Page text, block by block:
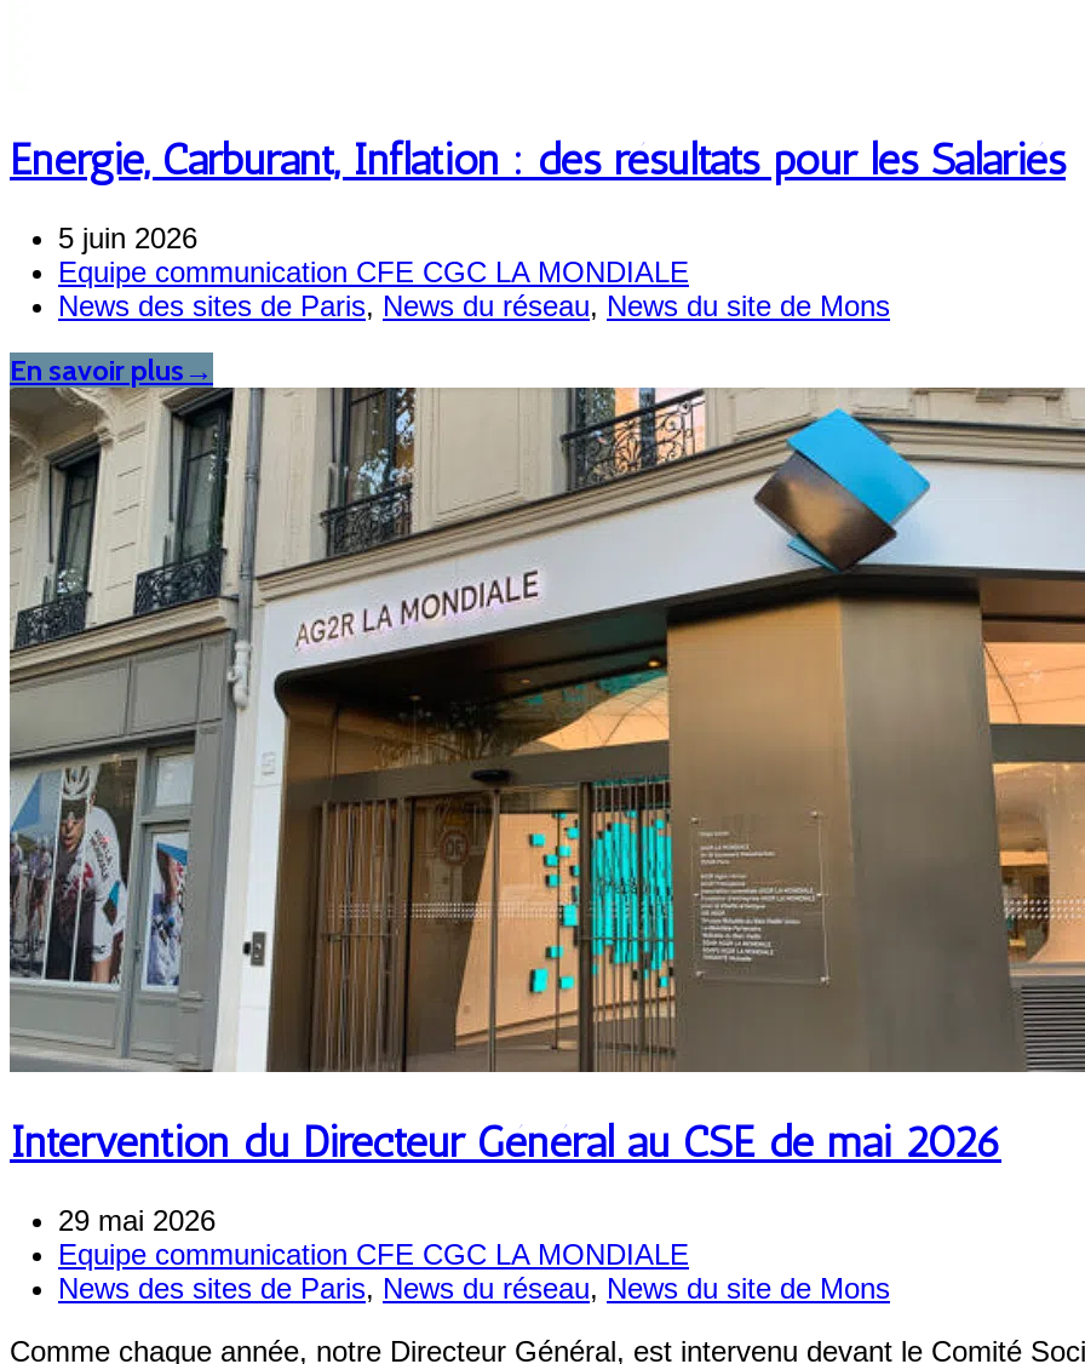
Energie, Carburant, Inflation : des résultats pour les Salariés
5 juin 2026
Equipe communication CFE CGC LA MONDIALE
News des sites de Paris, News du réseau, News du site de Mons
En savoir plus →
Intervention du Directeur Général au CSE de mai 2026
29 mai 2026
Equipe communication CFE CGC LA MONDIALE
News des sites de Paris, News du réseau, News du site de Mons
Comme chaque année, notre Directeur Général, est intervenu devant le Comité